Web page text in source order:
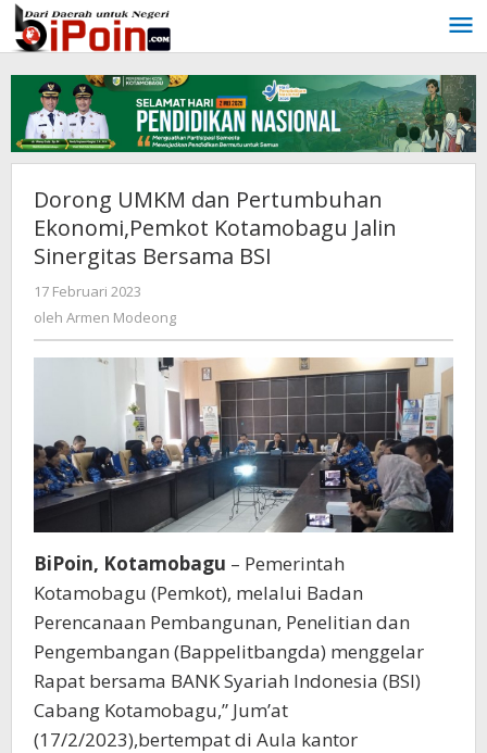
Lewati
ke
konten
Dorong UMKM dan Pertumbuhan
Ekonomi,Pemkot Kotamobagu Jalin
Sinergitas Bersama BSI
17 Februari 2023
Armen
Modeong
oleh Armen Modeong
BiPoin, Kotamobagu – Pemerintah
Kotamobagu (Pemkot), melalui Badan
Perencanaan Pembangunan, Penelitian dan
Pengembangan (Bappelitbangda) menggelar
Rapat bersama BANK Syariah Indonesia (BSI)
Cabang Kotamobagu,” Jum’at
(17/2/2023),bertempat di Aula kantor